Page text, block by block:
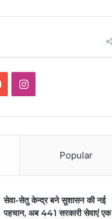
YouTubeInstagram
Popular
सेवा-सेतु केन्द्र बने सुशासन की नई
पहचान, अब 441 सरकारी सेवाएं एक